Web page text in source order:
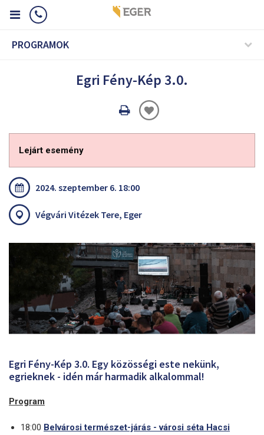
PROGRAMOK
Egri Fény-Kép 3.0.
Oldal
Lejárt esemény
2024. szeptember 6. 18:00
Végvári Vitézek Tere, Eger
Egri Fény-Kép 3.0. Egy közösségi este nekünk,
egrieknek - idén már harmadik alkalommal!
Program
18:00 Belvárosi természet-járás - városi séta Hacsi